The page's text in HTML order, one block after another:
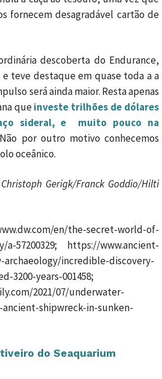
fornecem desagradável cartão de
descoberta do Endurance,
teve destaque em quase toda a a
será ainda maior. Resta apenas
queinveste trilhões de dólares
sideral, e muito pouco na
por outro motivo conhecemos
oceânico.
Christoph Gerigk/Franck Goddio/Hilti
en/the-secret-world-of-
a-57200329; https://www.ancient-
incredible-discovery-
3200-years-001458;
2021/07/underwater-
shipwreck-in-sunken-
do Seaquarium